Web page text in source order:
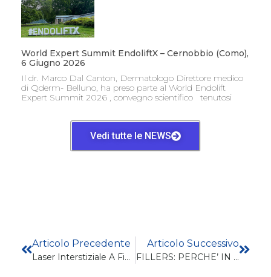
World Expert Summit EndoliftX – Cernobbio (Como),
6 Giugno 2026
Il dr. Marco Dal Canton, Dermatologo Direttore medico
di Qderm- Belluno, ha preso parte al World Endolift
Expert Summit 2026 , convegno scientifico tenutosi
Vedi tutte le NEWS
Articolo Precedente
Laser Interstiziale A Fibra 1470 Nm Per La Tonificazione Della Pelle: Una Nuova Pubblicazione.
Articolo Successivo
FILLERS: PERCHE’ IN DERMATOLOGIA?